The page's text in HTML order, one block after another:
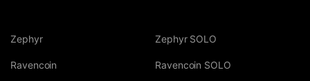
Zephyr
Ravencoin
Zephyr SOLO
Ravencoin SOLO